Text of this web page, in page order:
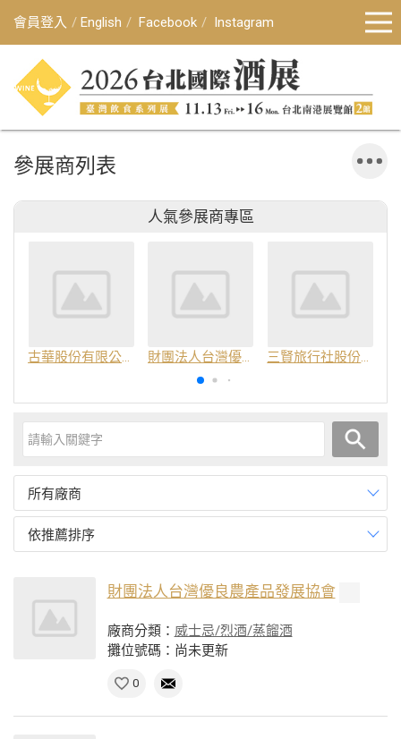
會員登入 English Facebook Instagram
參展商列表
人氣參展商專區
古華股份有限公司 財團法人台灣優良農產品發展協會 三賢旅行社股份有限公司
所有廠商
依推薦排序
財團法人台灣優良農產品發展協會
廠商分類： 威士忌/烈酒/蒸餾酒
攤位號碼：尚未更新
0